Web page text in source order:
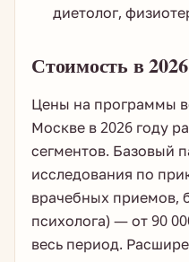
диетолог,
Стоимость в
Цены на программы
Москве в 2026 году
сегментов. Базовый
исследования по
врачебных приемов,
психолога) — от 90
весь период.